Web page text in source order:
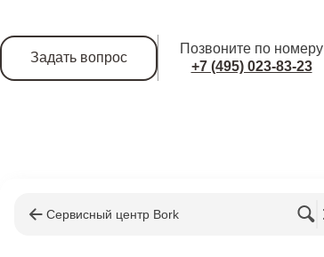
Задать вопрос
Позвоните по номеру
+7 (495) 023-83-23
Сервисный центр Bork